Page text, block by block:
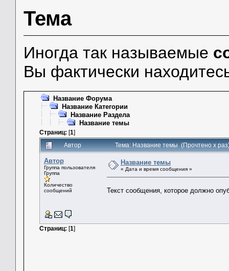
Тема
Иногда так называемые
Вы фактически
Название Форума
Название Категории
Название Раздела
Название темы
Страниц: [1]
Автор
Тема: Название темы (Прочтено x
Автор
Группа пользователя
Группа
Количество
сообщений
Название темы
« Дата и время сообщения »
Текст сообщения, которое должно
Страниц: [1]